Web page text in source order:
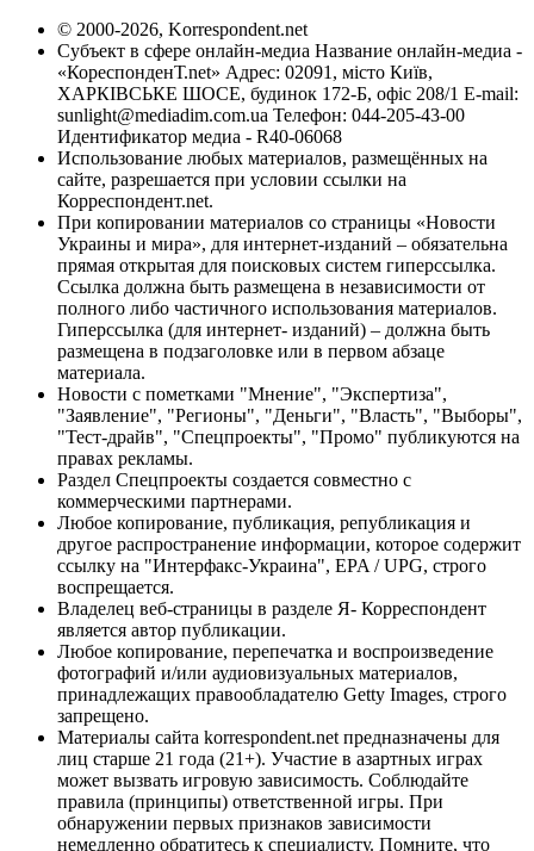
© 2000-2026, Korrespondent.net
Субъект в сфере онлайн-медиа Название онлайн-медиа -
«КореспонденТ.net» Адрес: 02091, місто Київ,
ХАРКІВСЬКЕ ШОСЕ, будинок 172-Б, офіс 208/1 E-mail:
sunlight@mediadim.com.ua Телефон: 044-205-43-00
Идентификатор медиа - R40-06068
Использование любых материалов, размещённых на
сайте, разрешается при условии ссылки на
Корреспондент.net.
При копировании материалов со страницы «Новости
Украины и мира», для интернет-изданий – обязательна
прямая открытая для поисковых систем гиперссылка.
Ссылка должна быть размещена в независимости от
полного либо частичного использования материалов.
Гиперссылка (для интернет- изданий) – должна быть
размещена в подзаголовке или в первом абзаце
материала.
Новости с пометками "Мнение", "Экспертиза",
"Заявление", "Регионы", "Деньги", "Власть", "Выборы",
"Тест-драйв", "Спецпроекты", "Промо" публикуются на
правах рекламы.
Раздел Спецпроекты создается совместно с
коммерческими партнерами.
Любое копирование, публикация, републикация и
другое распространение информации, которое содержит
ссылку на "Интерфакс-Украина", EPA / UPG, строго
воспрещается.
Владелец веб-страницы в разделе Я- Корреспондент
является автор публикации.
Любое копирование, перепечатка и воспроизведение
фотографий и/или аудиовизуальных материалов,
принадлежащих правообладателю Getty Images, строго
запрещено.
Материалы сайта korrespondent.net предназначены для
лиц старше 21 года (21+). Участие в азартных играх
может вызвать игровую зависимость. Соблюдайте
правила (принципы) ответственной игры. При
обнаружении первых признаков зависимости
немедленно обратитесь к специалисту. Помните, что